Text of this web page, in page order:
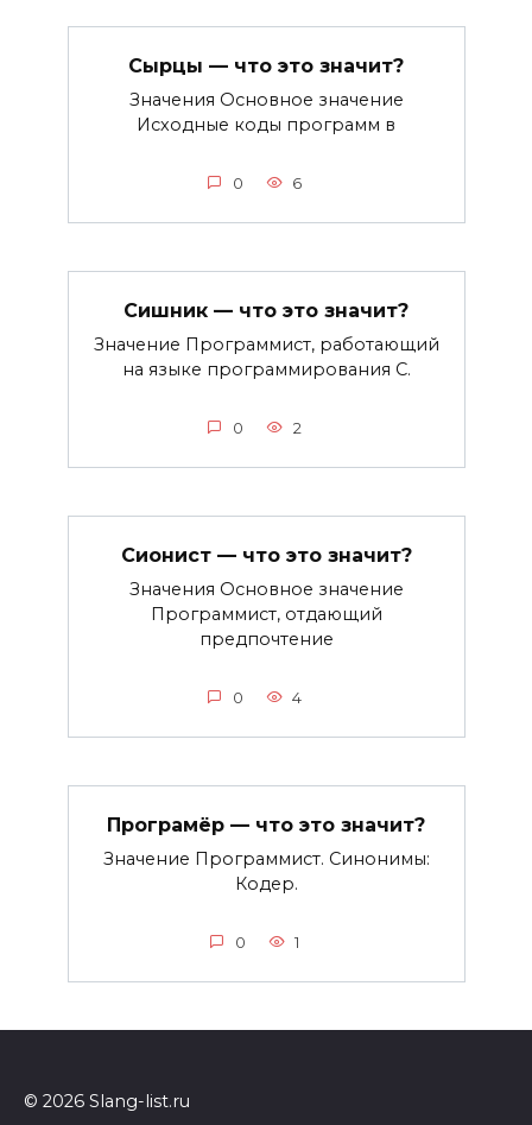
Сырцы — что это значит?
Значения Основное значение
Исходные коды программ в
0 6
Сишник — что это значит?
Значение Программист, работающий
на языке программирования C.
0 2
Сионист — что это значит?
Значения Основное значение
Программист, отдающий
предпочтение
0 4
Програмёр — что это значит?
Значение Программист. Синонимы:
Кодер.
0 1
© 2026 Slang-list.ru